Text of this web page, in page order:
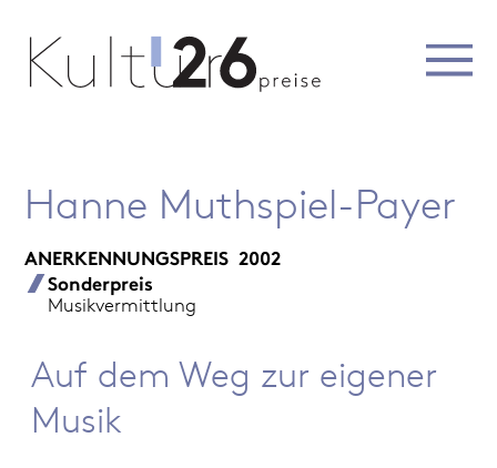
Hanne Muthspiel-Payer
ANERKENNUNGSPREIS 2002
Sonderpreis
Musikvermittlung
Auf dem Weg zur eigener
Musik